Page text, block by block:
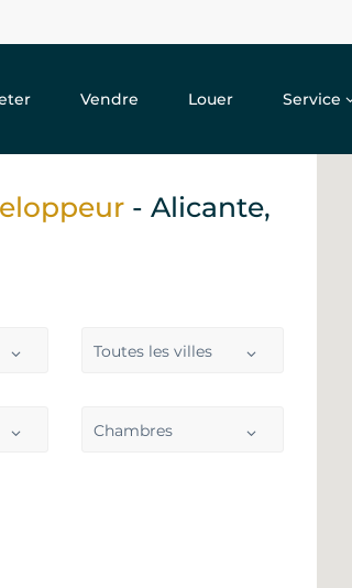
Vendre Louer Service
- Alicante,
Toutes les villes
Chambres